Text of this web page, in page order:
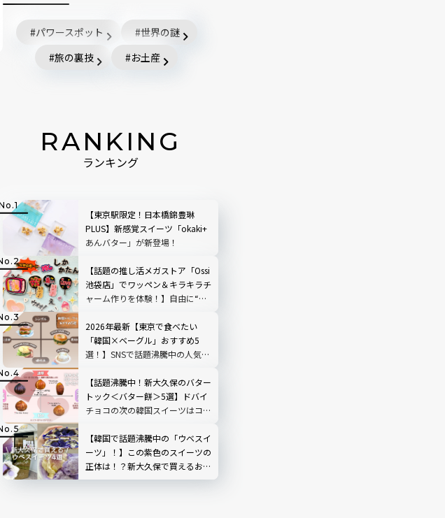
パワースポット
世界の謎
旅の裏技
お土産
RANKING
ランキング
【東京駅限定！日本橋錦豊琳
PLUS】新感覚スイーツ「okaki+
あんバター」が新登場！
【話題の推し活メガストア「Ossi
池袋店」でワッペン＆キラキラチ
ャーム作りを体験！】自由に“好
人も夢中
2026年最新【東京で食べたい
「韓国×ベーグル」おすすめ5
選！】SNSで話題沸騰中の人気店
【話題沸騰中！新大久保のバター
トック＜バター餅＞5選】ドバイ
チョコの次の韓国スイーツはコ
せ！
【韓国で話題沸騰中の「ウベスイ
ーツ」！】この紫色のスイーツの
正体は！？新大久保で買えるおす
すめ4選を実食レビュー